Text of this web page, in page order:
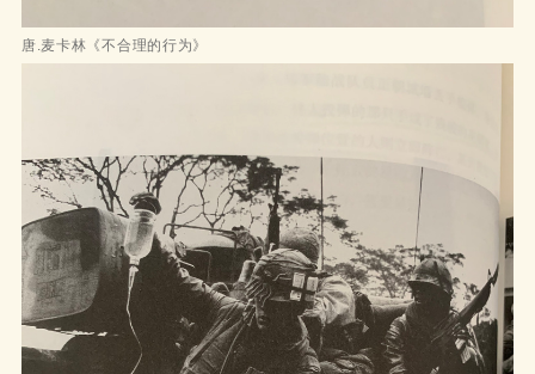
唐.麦卡林《不合理的行为》